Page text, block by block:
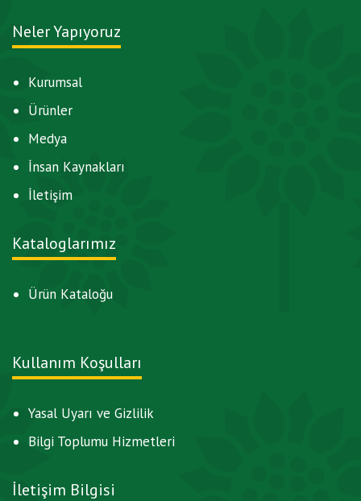
Neler Yapıyoruz
Kurumsal
Ürünler
Medya
İnsan Kaynakları
İletişim
Kataloglarımız
Ürün Kataloğu
Kullanım Koşulları
Yasal Uyarı ve Gizlilik
Bilgi Toplumu Hizmetleri
İletişim Bilgisi